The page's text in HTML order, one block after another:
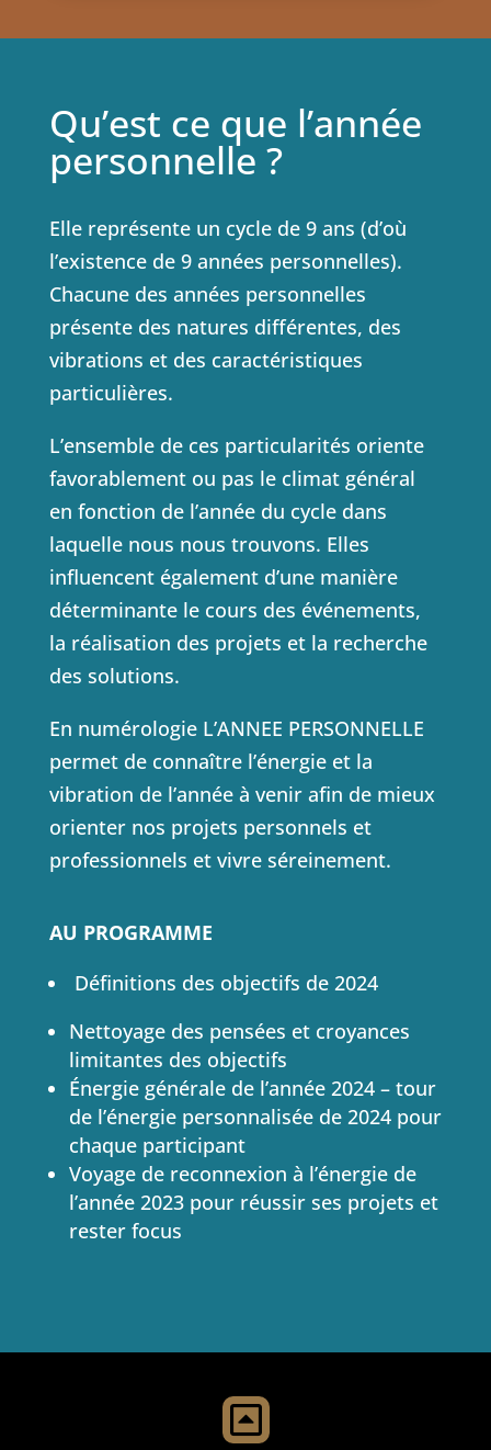
Qu’est ce que l’année
personnelle ?
Elle représente un cycle de 9 ans (d’où
l’existence de 9 années personnelles).
Chacune des années personnelles
présente des natures différentes, des
vibrations et des caractéristiques
particulières.
L’ensemble de ces particularités oriente
favorablement ou pas le climat général
en fonction de l’année du cycle dans
laquelle nous nous trouvons. Elles
influencent également d’une manière
déterminante le cours des événements,
la réalisation des projets et la recherche
des solutions.
En numérologie L’ANNEE PERSONNELLE
permet de connaître l’énergie et la
vibration de l’année à venir afin de mieux
orienter nos projets personnels et
professionnels et vivre séreinement.
AU PROGRAMME
Définitions des objectifs de 2024
Nettoyage des pensées et croyances
limitantes des objectifs
Énergiegénérale de l’année 2024 – tour
de l’énergie personnalisée de 2024 pour
chaque participant
Voyage de reconnexion à l’énergie de
l’année 2023 pour réussir ses projets et
rester focus